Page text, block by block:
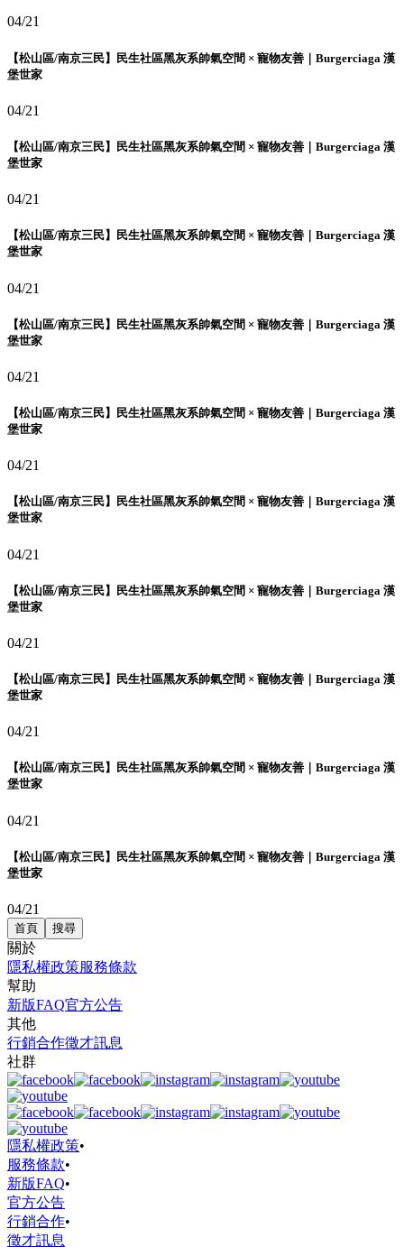
04/21
【松山區/南京三民】民生社區黑灰系帥氣空間 × 寵物友善｜Burgerciaga 漢
堡世家
04/21
【松山區/南京三民】民生社區黑灰系帥氣空間 × 寵物友善｜Burgerciaga 漢
堡世家
04/21
【松山區/南京三民】民生社區黑灰系帥氣空間 × 寵物友善｜Burgerciaga 漢
堡世家
04/21
【松山區/南京三民】民生社區黑灰系帥氣空間 × 寵物友善｜Burgerciaga 漢
堡世家
04/21
【松山區/南京三民】民生社區黑灰系帥氣空間 × 寵物友善｜Burgerciaga 漢
堡世家
04/21
【松山區/南京三民】民生社區黑灰系帥氣空間 × 寵物友善｜Burgerciaga 漢
堡世家
04/21
【松山區/南京三民】民生社區黑灰系帥氣空間 × 寵物友善｜Burgerciaga 漢
堡世家
04/21
【松山區/南京三民】民生社區黑灰系帥氣空間 × 寵物友善｜Burgerciaga 漢
堡世家
04/21
【松山區/南京三民】民生社區黑灰系帥氣空間 × 寵物友善｜Burgerciaga 漢
堡世家
04/21
【松山區/南京三民】民生社區黑灰系帥氣空間 × 寵物友善｜Burgerciaga 漢
堡世家
04/21
首頁 搜尋
關於
隱私權政策服務條款
幫助
新版FAQ官方公告
其他
行銷合作徵才訊息
社群
隱私權政策•
服務條款•
新版FAQ•
官方公告
行銷合作•
徵才訊息